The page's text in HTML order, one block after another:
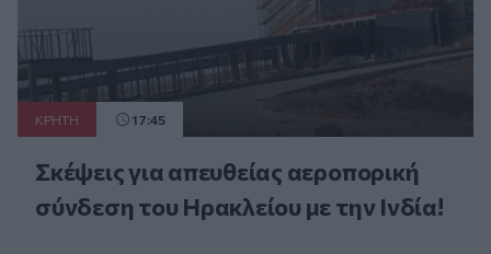
ΚΡΗΤΗ 17:45
Σκέψεις για απευθείας αεροπορική
σύνδεση του Ηρακλείου με την Ινδία!